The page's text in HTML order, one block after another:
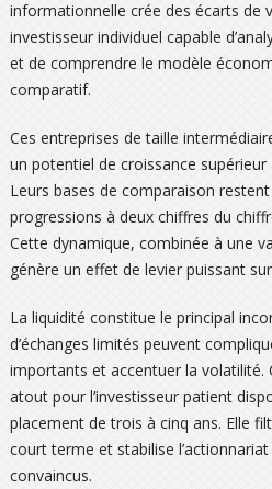
informationnelle crée des écarts de
investisseur individuel capable
et de comprendre le modèle
comparatif.
Ces entreprises de taille
un potentiel de croissance
Leurs bases de comparaison
progressions à deux chiffres du
Cette dynamique, combinée à une
génère un effet de levier puissant
La liquidité constitue le principal
d’échanges limités peuvent
importants et accentuer la volatilité.
atout pour l’investisseur patient
placement de trois à cinq ans. Elle
court terme et stabilise l’actionnariat
convaincus.